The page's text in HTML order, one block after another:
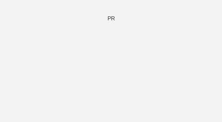
PR